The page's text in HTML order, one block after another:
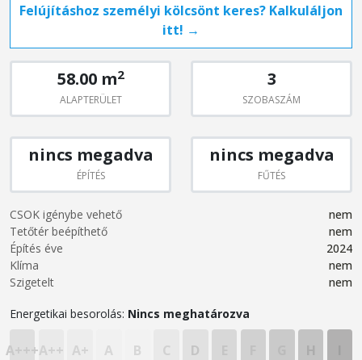
Felújításhoz személyi kölcsönt keres? Kalkuláljon
itt! →
58.00 m2
ALAPTERÜLET
3
SZOBASZÁM
nincs megadva
ÉPÍTÉS
nincs megadva
FŰTÉS
CSOK igénybe vehető
nem
Tetőtér beépíthető
nem
Építés éve
2024
Klíma
nem
Szigetelt
nem
Energetikai besorolás: Nincs meghatározva
A+++A++ A+ A B C D